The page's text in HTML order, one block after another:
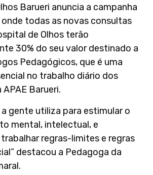
Barueri anuncia a campanha
todas as novas consultas
de Olhos terão
30% do seu valor destinado a
Pedagógicos, que é uma
no trabalho diário dos
Barueri.
a gente utiliza para estimular o
mental, intelectual, e
regras-limites e regras
destacou a Pedagoga da